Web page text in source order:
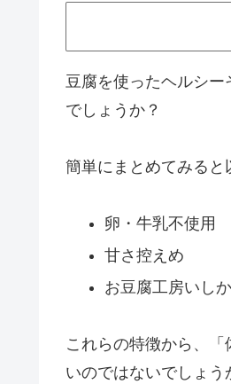
豆腐を使ったヘルシ
でしょうか？
簡単にまとめてみると
卵・牛乳不使用
甘さ控えめ
お豆腐工房いし
これらの特徴から、
いのではないでしょう